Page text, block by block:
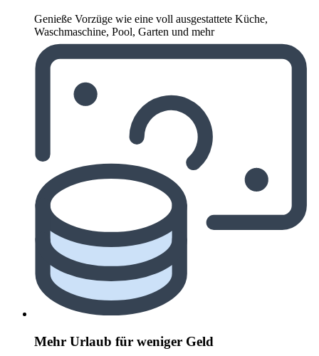
Genieße Vorzüge wie eine voll ausgestattete Küche,
Waschmaschine, Pool, Garten und mehr
Mehr Urlaub für weniger Geld